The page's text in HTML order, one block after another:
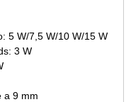
5 W/7,5 W/10 W/15 W
3 W
a 9 mm